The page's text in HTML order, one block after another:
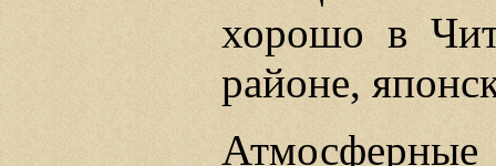
хорошо в
районе,